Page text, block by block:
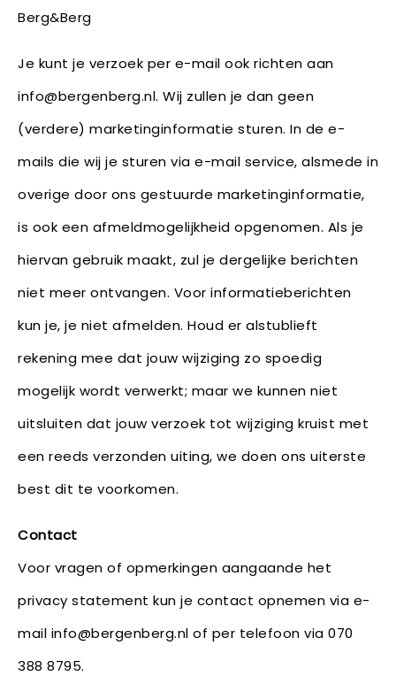
Berg&Berg
Je kunt je verzoek per e-mail ook richten aan
info@bergenberg.nl. Wij zullen je dan geen
(verdere) marketinginformatie sturen. In de e-
mails die wij je sturen via e-mail service, alsmede in
overige door ons gestuurde marketinginformatie,
is ook een afmeldmogelijkheid opgenomen. Als je
hiervan gebruik maakt, zul je dergelijke berichten
niet meer ontvangen. Voor informatieberichten
kun je, je niet afmelden. Houd er alstublieft
rekening mee dat jouw wijziging zo spoedig
mogelijk wordt verwerkt; maar we kunnen niet
uitsluiten dat jouw verzoek tot wijziging kruist met
een reeds verzonden uiting, we doen ons uiterste
best dit te voorkomen.
Contact
Voor vragen of opmerkingen aangaande het
privacy statement kun je contact opnemen via e-
mail info@bergenberg.nl of per telefoon via 070
388 8795.